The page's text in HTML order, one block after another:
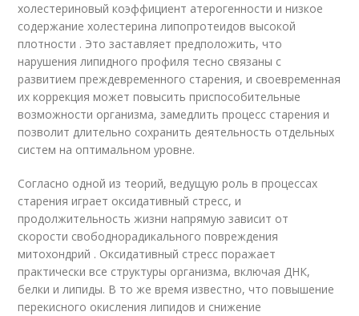
холестериновый коэффициент атерогенности и низкое
содержание холестерина липопротеидов высокой
плотности . Это заставляет предположить, что
нарушения липидного профиля тесно связаны с
развитием преждевременного старения, и своевременная
их коррекция может повысить приспособительные
возможности организма, замедлить процесс старения и
позволит длительно сохранить деятельность отдельных
систем на оптимальном уровне.
Согласно одной из теорий, ведущую роль в процессах
старения играет оксидативный стресс, и
продолжительность жизни напрямую зависит от
скорости свободнорадикального повреждения
митохондрий . Оксидативный стресс поражает
практически все структуры организма, включая ДНК,
белки и липиды. В то же время известно, что повышение
перекисного окисления липидов и снижение